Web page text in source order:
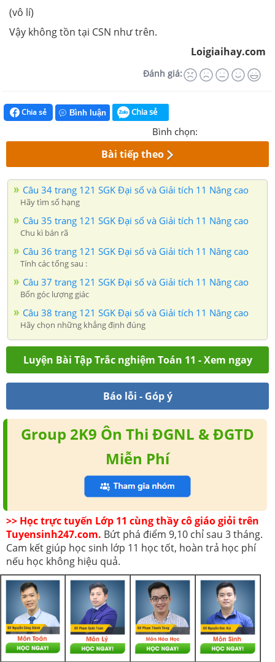
(vô lí)
Vậy không tồn tại CSN như trên.
Loigiaihay.com
Đánh giá:
Chia sẻ Bình luận Chia sẻ
Bình chọn:
Bài tiếp theo
Câu 34 trang 121 SGK Đại số và Giải tích 11 Nâng cao
Hãy tìm số hạng
Câu 35 trang 121 SGK Đại số và Giải tích 11 Nâng cao
Chu kì bán rã
Câu 36 trang 121 SGK Đại số và Giải tích 11 Nâng cao
Tính các tổng sau :
Câu 37 trang 121 SGK Đại số và Giải tích 11 Nâng cao
Bốn góc lượng giác
Câu 38 trang 121 SGK Đại số và Giải tích 11 Nâng cao
Hãy chọn những khẳng định đúng
Luyện Bài Tập Trắc nghiệm Toán 11 - Xem ngay
Báo lỗi - Góp ý
Group 2K9 Ôn Thi ĐGNL & ĐGTD
Miễn Phí
>> Học trực tuyến Lớp 11 cùng thầy cô giáo giỏi trên
Tuyensinh247.com. Bứt phá điểm 9,10 chỉ sau 3 tháng.
Cam kết giúp học sinh lớp 11 học tốt, hoàn trả học phí
nếu học không hiệu quả.